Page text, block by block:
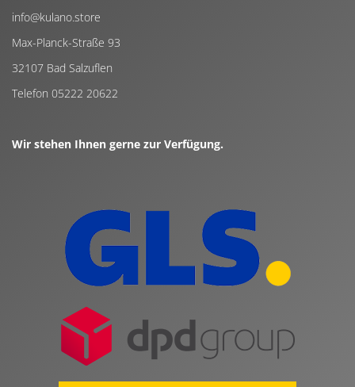
info@kulano.store
Max-Planck-Straße 93
32107 Bad Salzuflen
Telefon 05222 20622
Wir stehen Ihnen gerne zur Verfügung.